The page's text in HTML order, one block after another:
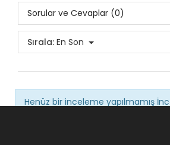
Sorular ve Cevaplar (0)
Sırala: En Son
Henüz bir inceleme yapılmamış